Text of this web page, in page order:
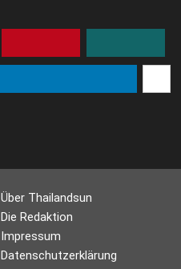
Über Thailandsun
Die Redaktion
Impressum
Datenschutzerklärung